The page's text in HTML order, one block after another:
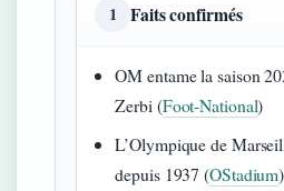
1 Faits confirmés
OM entame la saison
Zerbi (Foot-National)
L’Olympique de
depuis 1937 (OStadium)